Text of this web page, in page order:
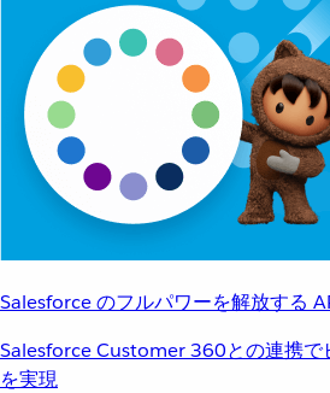
Salesforce のフルパワーを解放する
Salesforce Customer 360との連携で
を実現